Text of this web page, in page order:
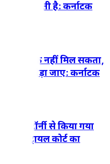
मांग सकती है: कर्नाटक
से तलाक नहीं मिल सकता,
से तोड़ा जाए: कर्नाटक
ऑफ अटॉर्नी से किया गया
ने ट्रायल कोर्ट का